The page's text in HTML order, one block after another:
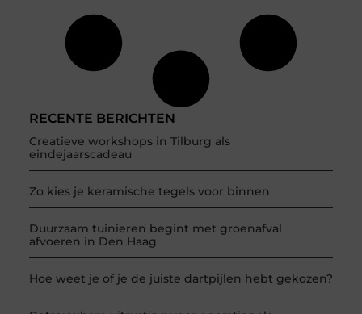
RECENTE BERICHTEN
Creatieve workshops in Tilburg als
eindejaarscadeau
Zo kies je keramische tegels voor binnen
Duurzaam tuinieren begint met groenafval
afvoeren in Den Haag
Hoe weet je of je de juiste dartpijlen hebt gekozen?